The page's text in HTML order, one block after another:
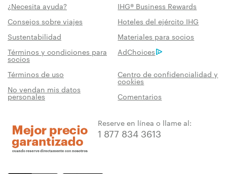
¿Necesita ayuda?
IHG® Business Rewards
Consejos sobre viajes
Hoteles del ejército IHG
Sustentabilidad
Materiales para socios
Términos y condiciones para
socios
AdChoices
Términos de uso Centro de confidencialidad y
cookies
No vendan mis datos
personales Comentarios
Reserve en línea o llame al:
1 877 834 3613